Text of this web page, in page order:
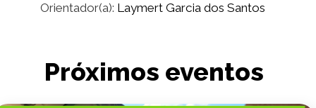
Orientador(a): Laymert Garcia dos Santos
Próximos eventos